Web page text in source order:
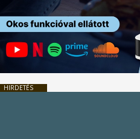
HIRDETÉS